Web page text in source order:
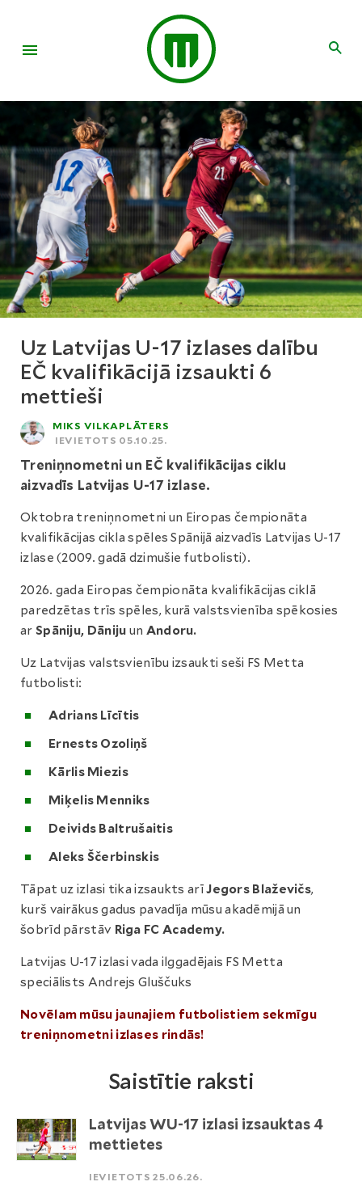
Uz Latvijas U-17 izlases dalību
EČ kvalifikācijā izsaukti 6
mettieši
MIKS VILKAPLĀTERS
IEVIETOTS 05.10.25.
Treniņnometni un EČ kvalifikācijas ciklu
aizvadīs Latvijas U-17 izlase.
Oktobra treniņnometni un Eiropas čempionāta
kvalifikācijas cikla spēles Spānijā aizvadīs Latvijas U-17
izlase (2009. gadā dzimušie futbolisti).
2026. gada Eiropas čempionāta kvalifikācijas ciklā
paredzētas trīs spēles, kurā valstsvienība spēkosies
ar Spāniju, Dāniju un Andoru.
Uz Latvijas valstsvienību izsaukti seši FS Metta
futbolisti:
Adrians Līcītis
Ernests Ozoliņš
Kārlis Miezis
Miķelis Menniks
Deivids Baltrušaitis
Aleks Ščerbinskis
Tāpat uz izlasi tika izsaukts arīJegors Blaževičs,
kurš vairākus gadus pavadīja mūsu akadēmijā un
šobrīd pārstāv Riga FC Academy.
Latvijas U-17 izlasi vada ilggadējais FS Metta
speciālists Andrejs Gluščuks
Novēlam mūsu jaunajiem futbolistiem sekmīgu
treniņnometni izlases rindās!
Saistītie raksti
Latvijas WU-17 izlasi izsauktas 4
mettietes
IEVIETOTS 25.06.26.